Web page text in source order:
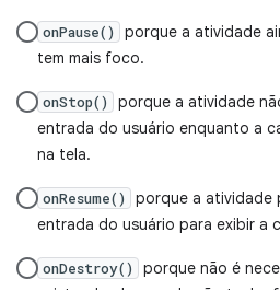
onPause()
porque a atividade
tem mais foco.
onStop()
porque a atividade
entrada do usuário enquanto a
na tela.
onResume()
porque a atividade
entrada do usuário para exibir a
onDestroy()
porque não é